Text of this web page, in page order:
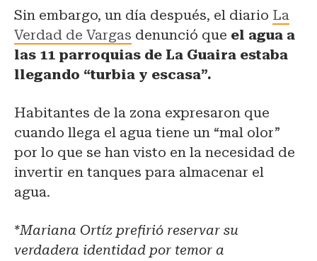
Sin embargo, un día después, el diario La
Verdad de Vargas denunció que el agua a
las 11 parroquias de La Guaira estaba
llegando “turbia y escasa”.
Habitantes de la zona expresaron que
cuando llega el agua tiene un “mal olor”
por lo que se han visto en la necesidad de
invertir en tanques para almacenar el
agua.
*Mariana Ortíz prefirió reservar su
verdadera identidad por temor a